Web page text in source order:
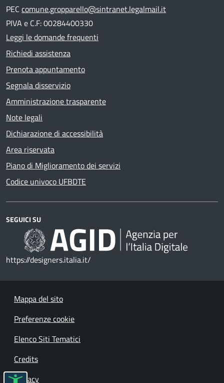
PEC comune.gropparello@sintranet.legalmail.it
PIVA e C.F: 00284400330
Leggi le domande frequenti
Richiedi assistenza
Prenota appuntamento
Segnala disservizio
Amministrazione trasparente
Note legali
Dichiarazione di accessibilità
Area riservata
Piano di Miglioramento dei servizi
Codice univoco UFBDTE
SEGUICI SU
https://designers.italia.it/
Mappa del sito
Preferenze cookie
Elenco Siti Tematici
Credits
Privacy